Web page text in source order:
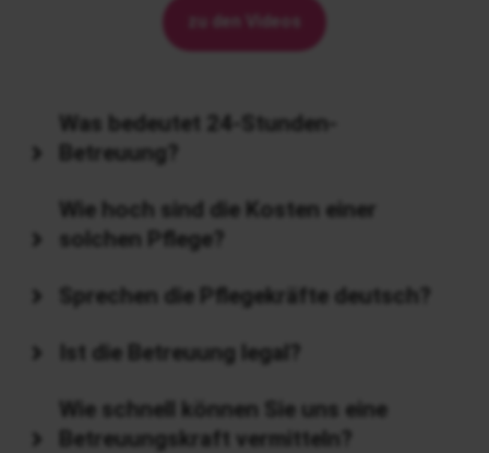
zu den Videos
Was bedeutet 24-Stunden-
Betreuung?
Wie hoch sind die Kosten einer
solchen Pflege?
Sprechen die Pflegekräfte deutsch?
Ist die Betreuung legal?
Wie schnell können Sie uns eine
Betreuungskraft vermitteln?